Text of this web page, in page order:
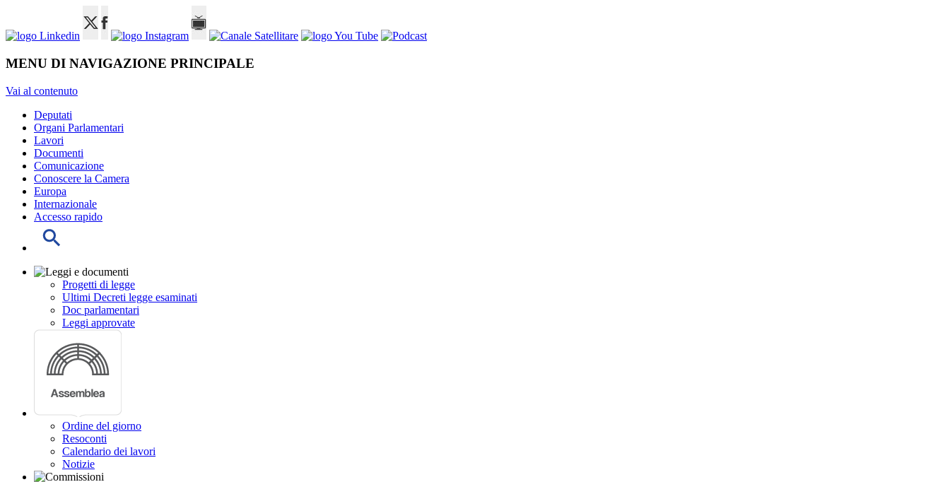
MENU DI NAVIGAZIONE PRINCIPALE
Vai al contenuto
Deputati
Organi Parlamentari
Lavori
Documenti
Comunicazione
Conoscere la Camera
Europa
Internazionale
Accesso rapido
Progetti di legge
Ultimi Decreti legge esaminati
Doc parlamentari
Leggi approvate
Ordine del giorno
Resoconti
Calendario dei lavori
Notizie